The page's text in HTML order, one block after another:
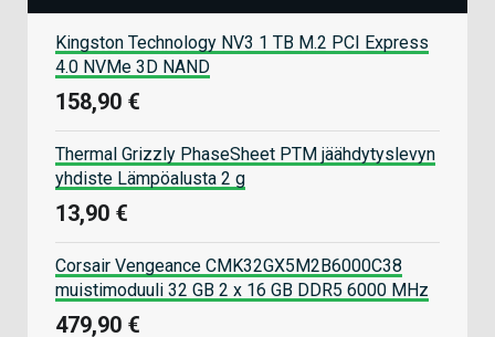
Kingston Technology NV3 1 TB M.2 PCI Express
4.0 NVMe 3D NAND
158,90 €
Thermal Grizzly PhaseSheet PTM jäähdytyslevyn
yhdiste Lämpöalusta 2 g
13,90 €
Corsair Vengeance CMK32GX5M2B6000C38
muistimoduuli 32 GB 2 x 16 GB DDR5 6000 MHz
479,90 €